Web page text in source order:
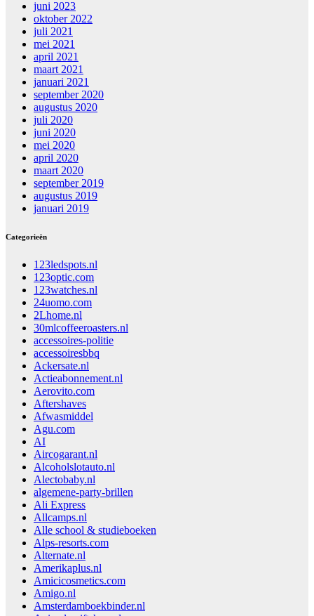
juni 2023
oktober 2022
juli 2021
mei 2021
april 2021
maart 2021
januari 2021
september 2020
augustus 2020
juli 2020
juni 2020
mei 2020
april 2020
maart 2020
september 2019
augustus 2019
januari 2019
Categorieën
123ledspots.nl
123optic.com
123watches.nl
24uomo.com
2Lhome.nl
30mlcoffeeroasters.nl
accessoires-politie
accessoiresbbq
Ackersate.nl
Actieabonnement.nl
Aerovito.com
Aftershaves
Afwasmiddel
Agu.com
AI
Aircogarant.nl
Alcoholslotauto.nl
Alectobaby.nl
algemene-party-brillen
Ali Express
Allcamps.nl
Alle school & studieboeken
Alps-resorts.com
Alternate.nl
Amerikaplus.nl
Amicicosmetics.com
Amigo.nl
Amsterdamboekbinder.nl